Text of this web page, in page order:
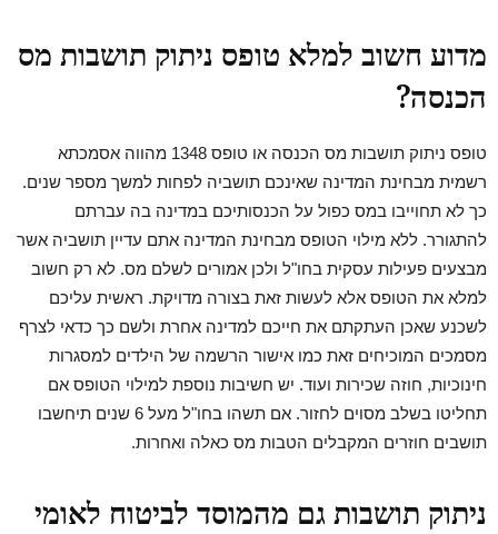
מדוע חשוב למלא טופס ניתוק תושבות מס
הכנסה?
טופס ניתוק תושבות מס הכנסה או טופס 1348 מהווה אסמכתא
רשמית מבחינת המדינה שאינכם תושביה לפחות למשך מספר שנים.
כך לא תחוייבו במס כפול על הכנסותיכם במדינה בה עברתם
להתגורר. ללא מילוי הטופס מבחינת המדינה אתם עדיין תושביה אשר
מבצעים פעילות עסקית בחו"ל ולכן אמורים לשלם מס. לא רק חשוב
למלא את הטופס אלא לעשות זאת בצורה מדויקת. ראשית עליכם
לשכנע שאכן העתקתם את חייכם למדינה אחרת ולשם כך כדאי לצרף
מסמכים המוכיחים זאת כמו אישור הרשמה של הילדים למסגרות
חינוכיות, חוזה שכירות ועוד. יש חשיבות נוספת למילוי הטופס אם
תחליטו בשלב מסוים לחזור. אם תשהו בחו"ל מעל 6 שנים תיחשבו
תושבים חוזרים המקבלים הטבות מס כאלה ואחרות.
ניתוק תושבות גם מהמוסד לביטוח לאומי